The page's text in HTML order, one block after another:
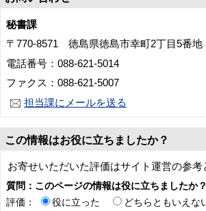
秘書課
〒770-8571 徳島県徳島市幸町2丁目5番地
電話番号：088-621-5014
ファクス：088-621-5007
担当課にメールを送る
この情報はお役に立ちましたか？
お寄せいただいた評価はサイト運営の参考
質問：このページの情報は役に立ちましたか？
評価：
役に立った どちらともいえな